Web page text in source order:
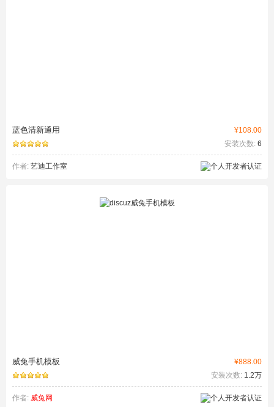
¥108.00
蓝色清新通用
安装次数: 6
作者: 艺迪工作室
¥888.00
威兔手机模板
安装次数: 1.2万
作者: 威兔网